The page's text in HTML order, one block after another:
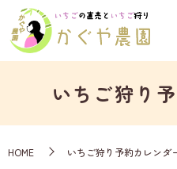
いちご狩り
HOME いちご狩り予約カレンダ